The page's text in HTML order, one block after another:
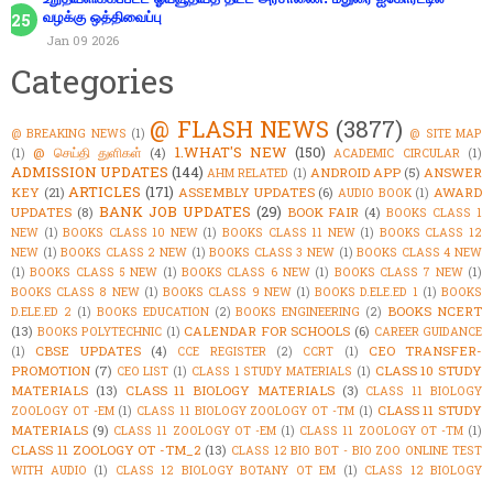
வழக்கு ஒத்திவைப்பு
Jan 09 2026
Categories
@ BREAKING NEWS (1) @ FLASH NEWS (3877) @ SITE MAP
(1) @ செய்தி துளிகள் (4) 1.WHAT'S NEW (150) ACADEMIC CIRCULAR (1)
ADMISSION UPDATES (144) AHM RELATED (1) ANDROID APP (5) ANSWER
KEY (21) ARTICLES (171) ASSEMBLY UPDATES (6) AUDIO BOOK (1) AWARD
UPDATES (8) BANK JOB UPDATES (29) BOOK FAIR (4) BOOKS CLASS 1
NEW (1) BOOKS CLASS 10 NEW (1) BOOKS CLASS 11 NEW (1) BOOKS CLASS 12
NEW (1) BOOKS CLASS 2 NEW (1) BOOKS CLASS 3 NEW (1) BOOKS CLASS 4 NEW
(1) BOOKS CLASS 5 NEW (1) BOOKS CLASS 6 NEW (1) BOOKS CLASS 7 NEW (1)
BOOKS CLASS 8 NEW (1) BOOKS CLASS 9 NEW (1) BOOKS D.ELE.ED 1 (1) BOOKS
D.ELE.ED 2 (1) BOOKS EDUCATION (2) BOOKS ENGINEERING (2) BOOKS NCERT
(13) BOOKS POLYTECHNIC (1) CALENDAR FOR SCHOOLS (6) CAREER GUIDANCE
(1)
CBSE UPDATES (4) CCE REGISTER (2) CCRT (1)
CEO TRANSFER-
PROMOTION (7) CEO LIST (1) CLASS 1 STUDY MATERIALS (1) CLASS 10 STUDY
MATERIALS (13) CLASS 11 BIOLOGY MATERIALS (3) CLASS 11 BIOLOGY
ZOOLOGY OT -EM (1) CLASS 11 BIOLOGY ZOOLOGY OT -TM (1) CLASS 11 STUDY
MATERIALS (9) CLASS 11 ZOOLOGY OT -EM (1) CLASS 11 ZOOLOGY OT -TM (1)
CLASS 11 ZOOLOGY OT -TM_2 (13) CLASS 12 BIO BOT - BIO ZOO ONLINE TEST
WITH AUDIO (1) CLASS 12 BIOLOGY BOTANY OT EM (1) CLASS 12 BIOLOGY